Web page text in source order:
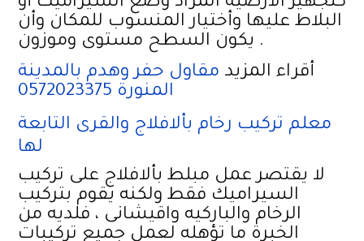
البلاط عليها وأختيار المنسوب للمكان وأن
يكون السطح مستوى وموزون .
أقراء المزيد مقاول حفر وهدم بالمدينة
المنورة 0572023375
معلم تركيب رخام بألافلاج والقرى التابعة
لها
لا يقتصر عمل مبلط بألافلاج على تركيب
السيراميك فقط ولكنه يقوم بتركيب
الرخام والباركيه واقيشانى ، فلديه من
الخبرة ما تؤهله لعمل جميع تركيبات